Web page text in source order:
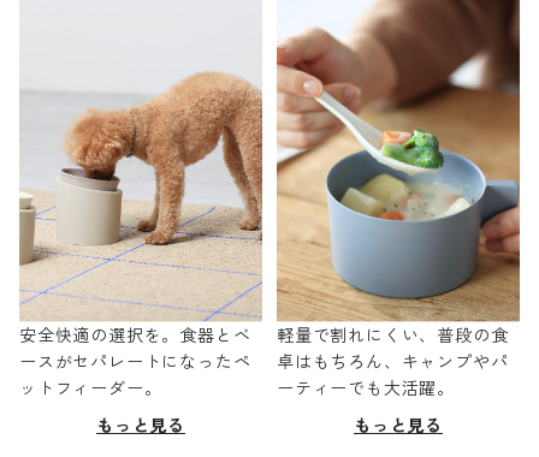
安全快適の選択を。食器とベ
ースがセパレートになったペ
ットフィーダー。
もっと見る
軽量で割れにくい、普段の食
卓はもちろん、キャンプやパ
ーティーでも大活躍。
もっと見る